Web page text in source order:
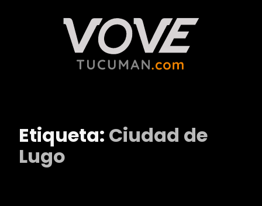
Etiqueta: Ciudad de
Lugo